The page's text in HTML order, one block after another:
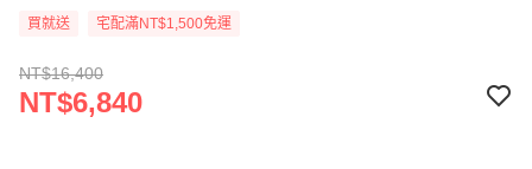
娃】※本商品限宅配出貨
買就送 宅配滿NT$1,500免運
NT$16,400
NT$6,840